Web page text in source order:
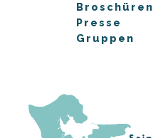
Broschüren
Presse
Gruppen